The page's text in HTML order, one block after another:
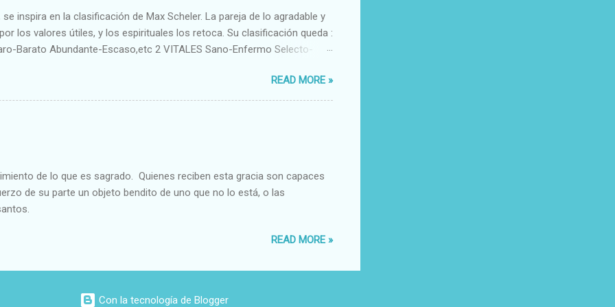
inspira en la clasificación de Max Scheler. La pareja de lo agradable y
los valores útiles, y los espirituales los retoca. Su clasificación queda :
Barato Abundante-Escaso,etc 2 VITALES Sano-Enfermo Selecto-
b) Morales Bueno-malo Bondadoso-malvado Justo-Injusto
d) Estéticos Bello-Feo Gracioso-Tosco Elegante-Inelegante
READ MORE »
de lo que es sagrado. Quienes reciben esta gracia son capaces
de su parte un objeto bendito de uno que no lo está, o las
READ MORE »
Con la tecnología de Blogger